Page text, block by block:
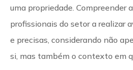
uma propriedade. Compreender
profissionais do setor a realizar
e precisas, considerando não
si, mas também o contexto em